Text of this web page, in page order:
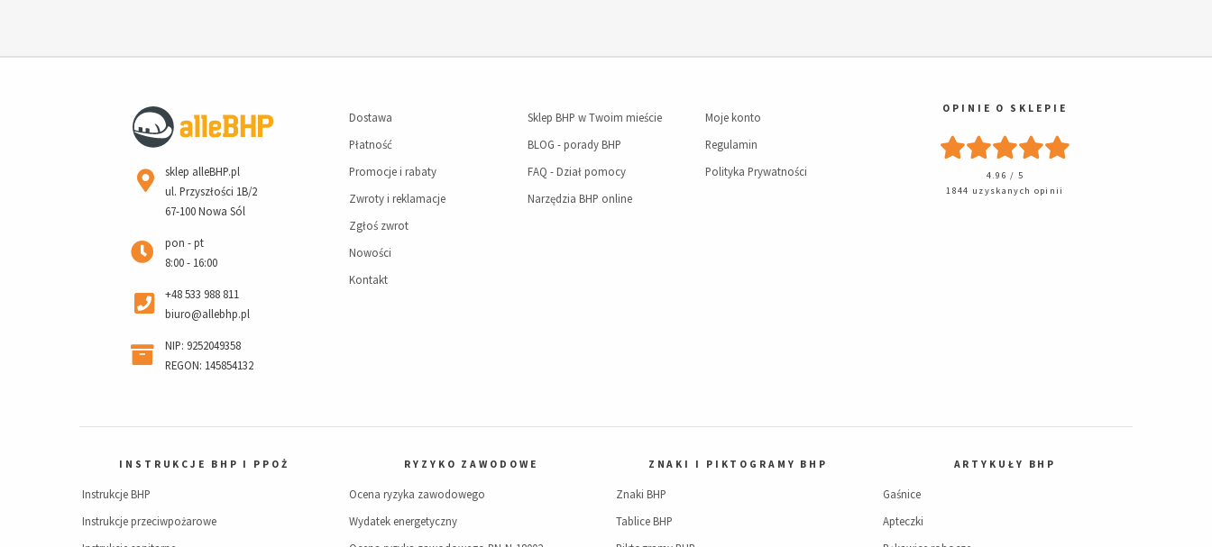
sklep alleBHP.pl
ul. Przyszłości 1B/2
67-100 Nowa Sól
pon - pt
8:00 - 16:00
+48 533 988 811
biuro@allebhp.pl
NIP: 9252049358
REGON: 145854132
Dostawa
Płatność
Promocje i rabaty
Zwroty i reklamacje
Zgłoś zwrot
Nowości
Kontakt
Sklep BHP w Twoim mieście
BLOG - porady BHP
FAQ - Dział pomocy
Narzędzia BHP online
Moje konto
Regulamin
Polityka Prywatności
OPINIE O SKLEPIE
4.96 / 5
1844 uzyskanych opinii
INSTRUKCJE BHP I PPOŻ
Instrukcje BHP
Instrukcje przeciwpożarowe
RYZYKO ZAWODOWE
Ocena ryzyka zawodowego
Wydatek energetyczny
ZNAKI I PIKTOGRAMY BHP
Znaki BHP
Tablice BHP
ARTYKUŁY BHP
Gaśnice
Apteczki